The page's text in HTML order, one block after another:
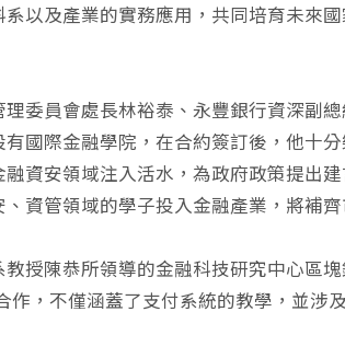
以及產業的實務應用，共同培育未來
委員會處長林裕泰、永豐銀行資深副
國際金融學院，在合約簽訂後，他十
資安領域注入活水，為政府政策提出
資管領域的學子投入金融產業，將補
授陳恭所領導的金融科技研究中心區
作，不僅涵蓋了支付系統的教學，並涉